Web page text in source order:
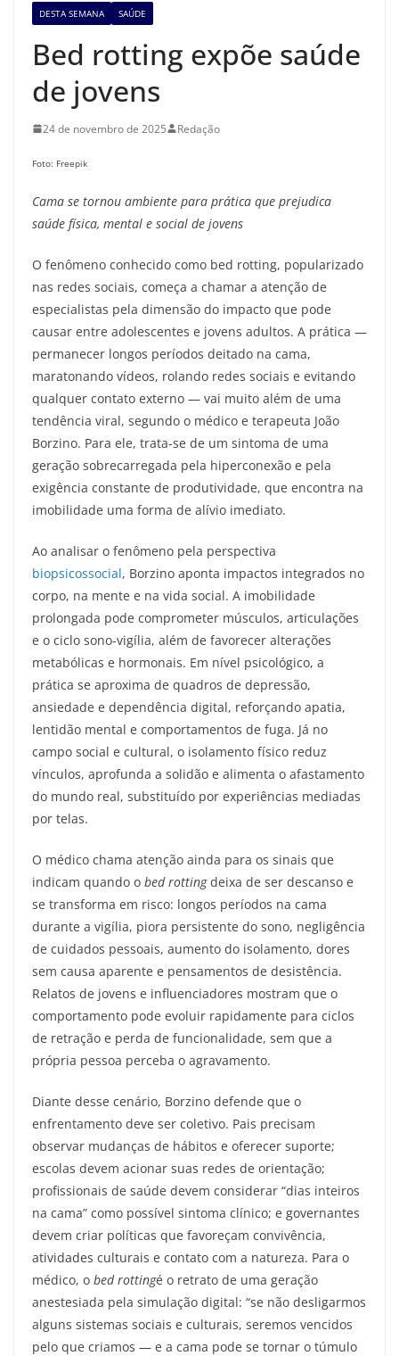
DESTA SEMANA SAÚDE
Bed rotting expõe saúde
de jovens
24 de novembro de 2025 Redação
Foto: Freepik
Cama se tornou ambiente para prática que prejudica
saúde física, mental e social de jovens
O fenômeno conhecido como bed rotting, popularizado
nas redes sociais, começa a chamar a atenção de
especialistas pela dimensão do impacto que pode
causar entre adolescentes e jovens adultos. A prática —
permanecer longos períodos deitado na cama,
maratonando vídeos, rolando redes sociais e evitando
qualquer contato externo — vai muito além de uma
tendência viral, segundo o médico e terapeuta João
Borzino. Para ele, trata-se de um sintoma de uma
geração sobrecarregada pela hiperconexão e pela
exigência constante de produtividade, que encontra na
imobilidade uma forma de alívio imediato.
Ao analisar o fenômeno pela perspectiva
biopsicossocial, Borzino aponta impactos integrados no
corpo, na mente e na vida social. A imobilidade
prolongada pode comprometer músculos, articulações
e o ciclo sono-vigília, além de favorecer alterações
metabólicas e hormonais. Em nível psicológico, a
prática se aproxima de quadros de depressão,
ansiedade e dependência digital, reforçando apatia,
lentidão mental e comportamentos de fuga. Já no
campo social e cultural, o isolamento físico reduz
vínculos, aprofunda a solidão e alimenta o afastamento
do mundo real, substituído por experiências mediadas
por telas.
O médico chama atenção ainda para os sinais que
indicam quando o bed rottingdeixa de ser descanso e
se transforma em risco: longos períodos na cama
durante a vigília, piora persistente do sono, negligência
de cuidados pessoais, aumento do isolamento, dores
sem causa aparente e pensamentos de desistência.
Relatos de jovens e influenciadores mostram que o
comportamento pode evoluir rapidamente para ciclos
de retração e perda de funcionalidade, sem que a
própria pessoa perceba o agravamento.
Diante desse cenário, Borzino defende que o
enfrentamento deve ser coletivo. Pais precisam
observar mudanças de hábitos e oferecer suporte;
escolas devem acionar suas redes de orientação;
profissionais de saúde devem considerar “dias inteiros
na cama” como possível sintoma clínico; e governantes
devem criar políticas que favoreçam convivência,
atividades culturais e contato com a natureza. Para o
médico, o bed rottingé o retrato de uma geração
anestesiada pela simulação digital: “se não desligarmos
alguns sistemas sociais e culturais, seremos vencidos
pelo que criamos — e a cama pode se tornar o túmulo